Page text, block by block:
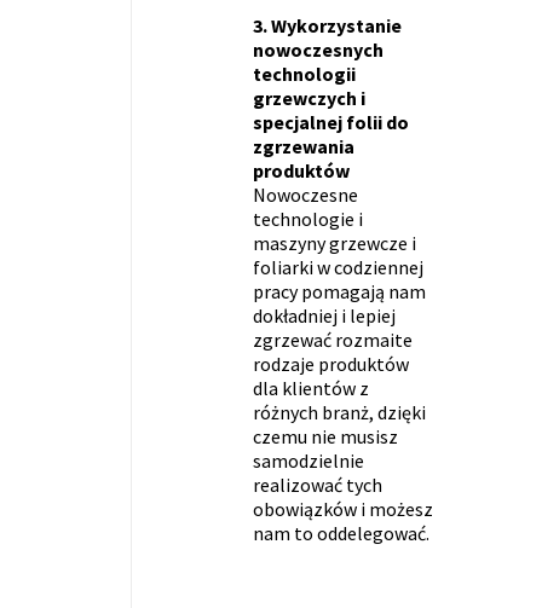
3. Wykorzystanie
nowoczesnych
technologii
grzewczych i
specjalnej folii do
zgrzewania
produktów
Nowoczesne
technologie i
maszyny grzewcze i
foliarki w codziennej
pracy pomagają nam
dokładniej i lepiej
zgrzewać rozmaite
rodzaje produktów
dla klientów z
różnych branż, dzięki
czemu nie musisz
samodzielnie
realizować tych
obowiązków i możesz
nam to oddelegować.